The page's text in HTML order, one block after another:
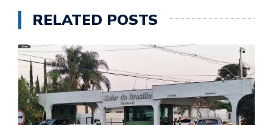
RELATED POSTS